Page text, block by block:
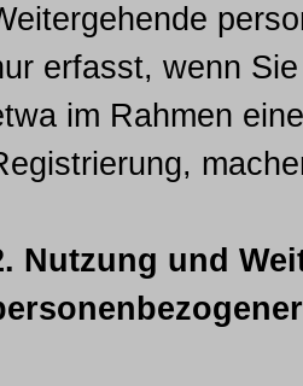
erfasst, wenn
im Rahmen
Nutzung und